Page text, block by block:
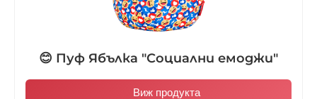
😊 Пуф Ябълка "Социални емоджи"
Виж продукта